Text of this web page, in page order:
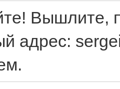
Вышлите,
адрес: